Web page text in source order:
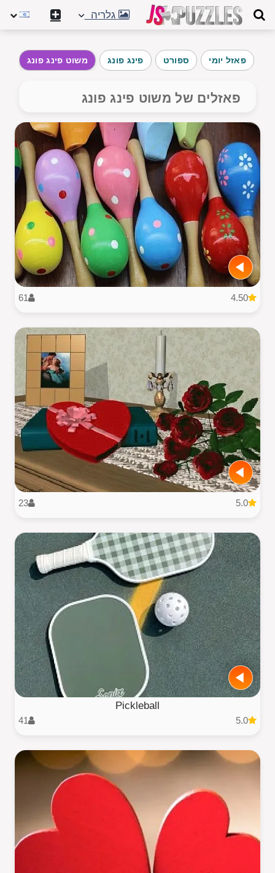
גלריה
פאזל יומי ספורט פינג פונג משוט פינג פונג
פאזלים של משוט פינג פונג
4.50
61
5.0
23
Pickleball
5.0
41